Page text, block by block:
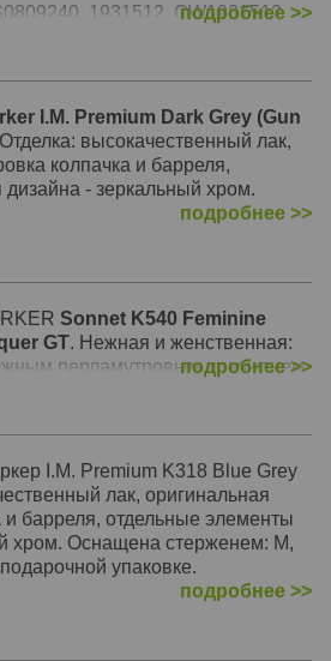
1931512, CW1931512
подробнее >>
I.M. Premium Dark Grey (Gun
высокачественный лак,
колпачка и барреля,
- зеркальный хром.
подробнее >>
Sonnet K540 Feminine
GT. Нежная и женственная:
перламутровым покрытием.
подробнее >>
I.M. Premium K318 Blue Grey
лак, оригинальная
и барреля, отдельные элементы
хром. Оснащена стерженем: M,
упаковке.
подробнее >>